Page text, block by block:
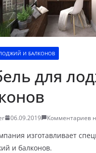
И БАЛКОНОВ
для
06.09.2019 Комментариев
изготавливает
и балконов.